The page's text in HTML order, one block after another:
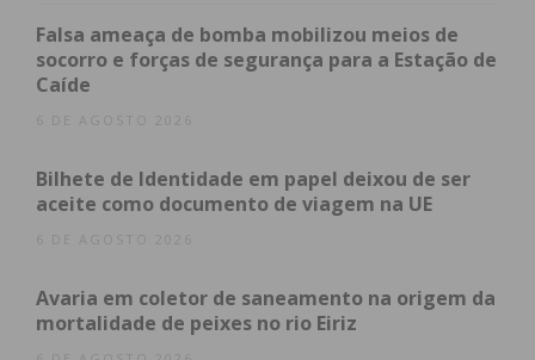
Rendimento da Federação Portuguesa de Ténis,
não conseguiu travar a eficácia de Matias, que
fechou o encontro com parciais esclarecedores de
Infelizmente, a sorte não foi a mesma para
, que se despediu do torneio após
Rios por um duplo
6-3
Falsa ameaça de bomba mobilizou meios de
socorro e forças de segurança para a Estação de
Caíde
6 DE AGOSTO 2026
Bilhete de Identidade em papel deixou de ser
aceite como documento de viagem na UE
6 DE AGOSTO 2026
Avaria em coletor de saneamento na origem da
mortalidade de peixes no rio Eiriz